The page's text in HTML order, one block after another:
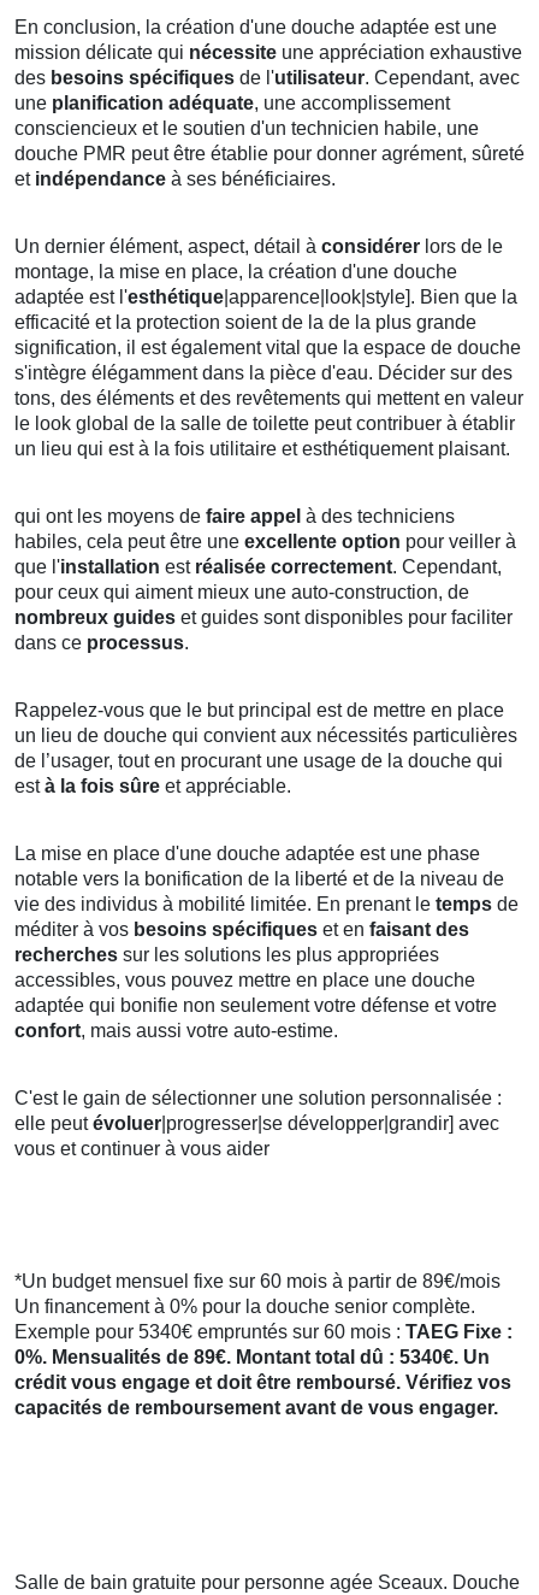
En conclusion, la création d'une douche adaptée est une
mission délicate qui nécessite une appréciation exhaustive
des besoins spécifiques de l'utilisateur. Cependant, avec
une planification adéquate, une accomplissement
consciencieux et le soutien d'un technicien habile, une
douche PMR peut être établie pour donner agrément, sûreté
et indépendance à ses bénéficiaires.
Un dernier élément, aspect, détail à considérer lors de le
montage, la mise en place, la création d'une douche
adaptée est l'esthétique |apparence|look|style]. Bien que la
efficacité et la protection soient de la de la plus grande
signification, il est également vital que la espace de douche
s'intègre élégamment dans la pièce d'eau. Décider sur des
tons, des éléments et des revêtements qui mettent en valeur
le look global de la salle de toilette peut contribuer à établir
un lieu qui est à la fois utilitaire et esthétiquement plaisant.
qui ont les moyens de faire appel à des techniciens
habiles, cela peut être une excellente option pour veiller à
que l'installation est réalisée correctement. Cependant,
pour ceux qui aiment mieux une auto-construction, de
nombreux guides et guides sont disponibles pour faciliter
dans ce processus.
Rappelez-vous que le but principal est de mettre en place
un lieu de douche qui convient aux nécessités particulières
de l’usager, tout en procurant une usage de la douche qui
està la fois sûre et appréciable.
La mise en place d'une douche adaptée est une phase
notable vers la bonification de la liberté et de la niveau de
vie des individus à mobilité limitée. En prenant le temps de
méditer à vos besoins spécifiques et en faisant des
recherches sur les solutions les plus appropriées
accessibles, vous pouvez mettre en place une douche
adaptée qui bonifie non seulement votre défense et votre
confort, mais aussi votre auto-estime.
C'est le gain de sélectionner une solution personnalisée :
elle peutévoluer |progresser|se développer|grandir] avec
vous et continuer à vous aider
*Un budget mensuel fixe sur 60 mois à partir de 89€/mois
Un financement à 0% pour la douche senior complète.
Exemple pour 5340€ empruntés sur 60 mois : TAEG Fixe :
0%. Mensualités de 89€. Montant total dû : 5340€. Un
crédit vous engage et doit être remboursé. Vérifiez vos
capacités de remboursement avant de vous engager.
Salle de bain gratuite pour personne agée Sceaux. Douche